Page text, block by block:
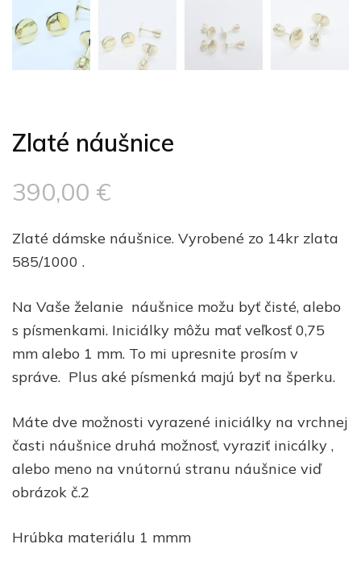
Zlaté náušnice
390,00 €
Zlaté dámske náušnice. Vyrobené zo 14kr zlata
585/1000 .
Na Vaše želanie náušnice možu byť čisté, alebo
s písmenkami. Iniciálky môžu mať veľkosť 0,75
mm alebo 1 mm. To mi upresnite prosím v
správe. Plus aké písmenká majú byť na šperku.
Máte dve možnosti vyrazené iniciálky na vrchnej
časti náušnice druhá možnosť, vyraziť inicálky ,
alebo meno na vnútornú stranu náušnice viď
obrázok č.2
Hrúbka materiálu 1 mmm